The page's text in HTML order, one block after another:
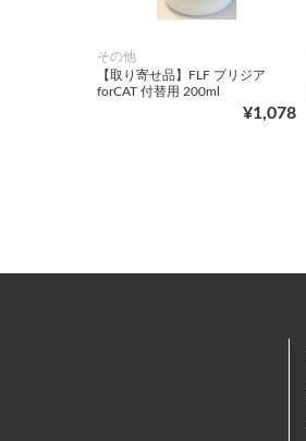
その他
【取り寄せ品】FLF プリジア
forCAT 付替用 200ml
¥1,078